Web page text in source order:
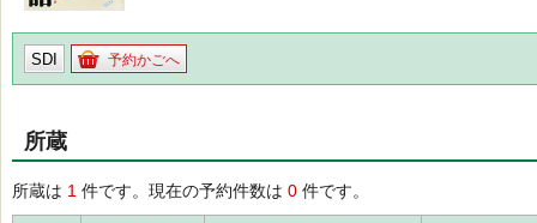
SDI 予約かごへ
所蔵
所蔵は 1 件です。現在の予約件数は 0 件です。